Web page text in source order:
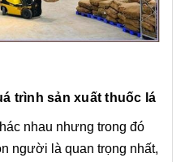
trình sản xuất thuốc lá
nhau nhưng trong đó
người là quan trọng nhất,